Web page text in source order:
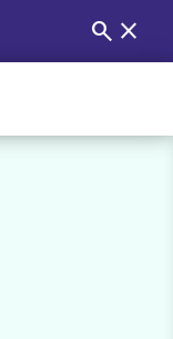
Buscar:
search close